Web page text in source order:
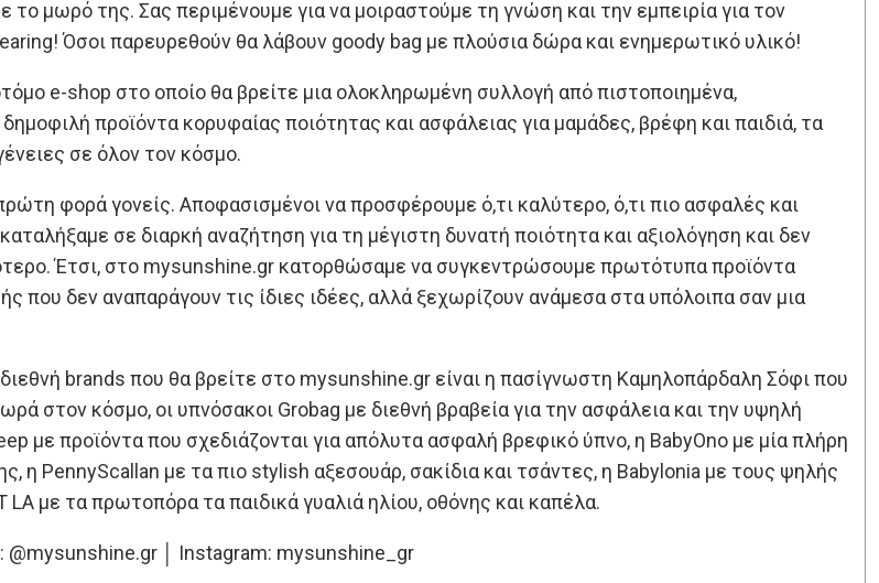
το μωρό της. Σας περιμένουμε για να μοιραστούμε τη γνώση και την εμπειρία για τον
Όσοι παρευρεθούν θα λάβουν goody bag με πλούσια δώρα και ενημερωτικό υλικό!
e-shop στο οποίο θα βρείτε μια ολοκληρωμένη συλλογή από πιστοποιημένα,
προϊόντα κορυφαίας ποιότητας και ασφάλειας για μαμάδες, βρέφη και παιδιά, τα
σε όλον τον κόσμο.
φορά γονείς. Αποφασισμένοι να προσφέρουμε ό,τι καλύτερο, ό,τι πιο ασφαλές και
σε διαρκή αναζήτηση για τη μέγιστη δυνατή ποιότητα και αξιολόγηση και δεν
Έτσι, στο mysunshine.gr κατορθώσαμε να συγκεντρώσουμε πρωτότυπα προϊόντα
που δεν αναπαράγουν τις ίδιες ιδέες, αλλά ξεχωρίζουν ανάμεσα στα υπόλοιπα σαν μια
brands που θα βρείτε στο mysunshine.gr είναι η πασίγνωστη Καμηλοπάρδαλη Σόφι που
στον κόσμο, οι υπνόσακοι Grobag με διεθνή βραβεία για την ασφάλεια και την υψηλή
με προϊόντα που σχεδιάζονται για απόλυτα ασφαλή βρεφικό ύπνο, η BabyOno με μία πλήρη
η PennyScallan με τα πιο stylish αξεσουάρ, σακίδια και τσάντες, η Babylonia με τους ψηλής
LA με τα πρωτοπόρα τα παιδικά γυαλιά ηλίου, οθόνης και καπέλα.
│ Instagram: mysunshine_gr